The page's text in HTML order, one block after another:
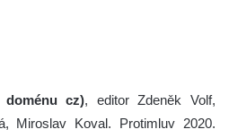
cz), editor Zdeněk Volf,
Miroslav Koval. Protimluv 2020.